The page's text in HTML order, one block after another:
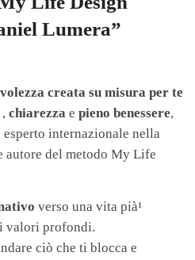
Lumera”
creata su misura per te
, chiarezza e pieno benessere,
internazionale nella
autore del metodo My Life
verso una vita pià¹
valori profondi.
ciò che ti blocca e